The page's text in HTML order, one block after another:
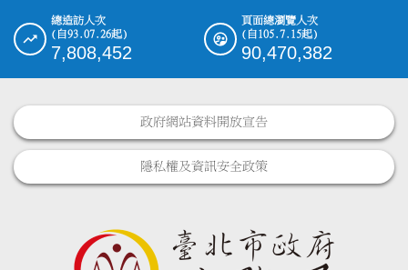
總造訪人次
(自93.07.26起)
7,808,452
頁面總瀏覽人次
(自105.7.15起)
90,470,382
政府網站資料開放宣告
隱私權及資訊安全政策